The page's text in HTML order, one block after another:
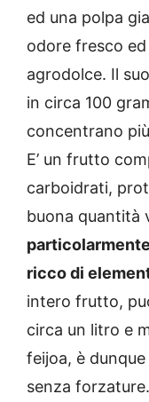
ed una polpa
odore fresco
agrodolce. Il
in circa 100
concentrano
E’ un frutto
carboidrati,
buona quantità
ricco di
intero frutto,
circa un litro e
feijoa, è
senza forzature.